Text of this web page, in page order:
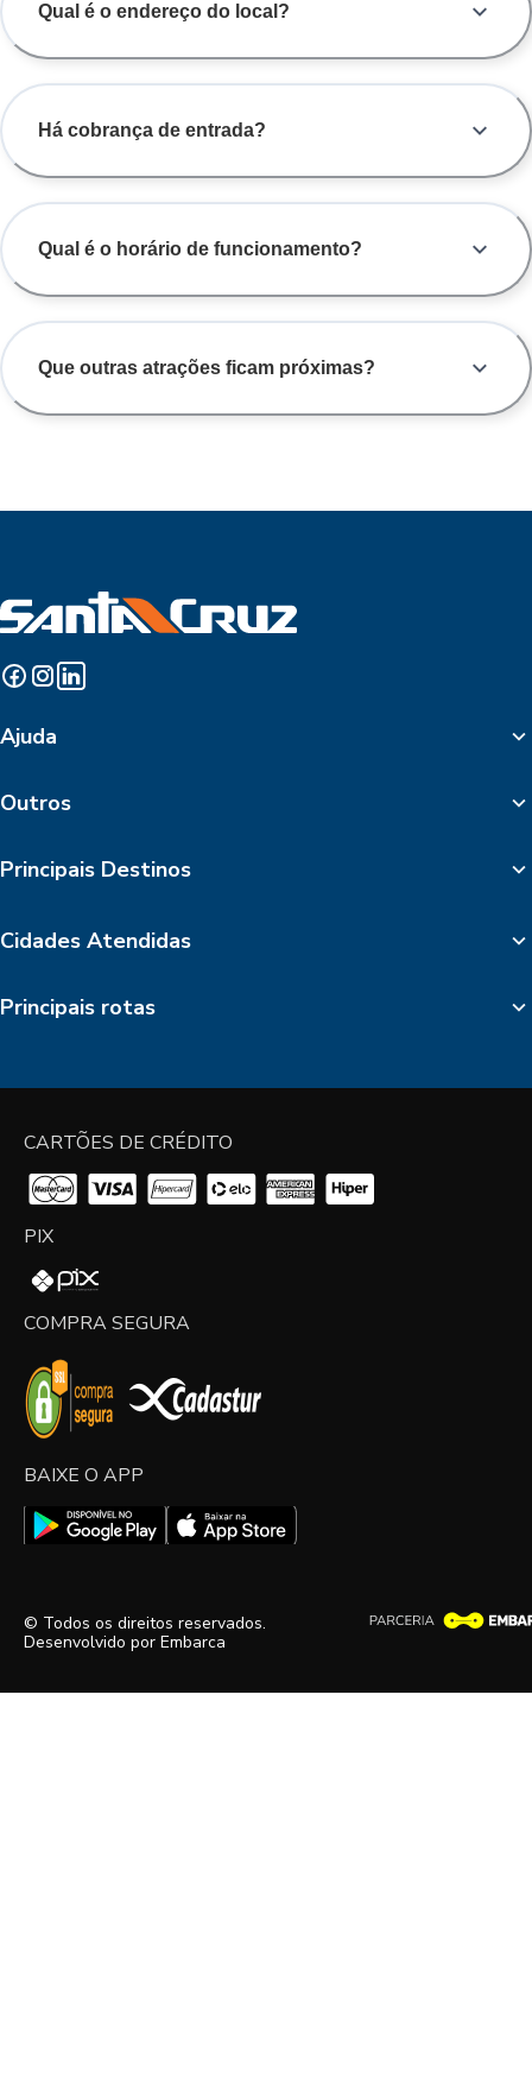
Qual é o endereço do local?
Há cobrança de entrada?
Qual é o horário de funcionamento?
Que outras atrações ficam próximas?
Ajuda
Outros
Principais Destinos
Cidades Atendidas
Principais rotas
CARTÕES DE CRÉDITO
PIX
COMPRA SEGURA
BAIXE O APP
© Todos os direitos reservados.
Desenvolvido por Embarca